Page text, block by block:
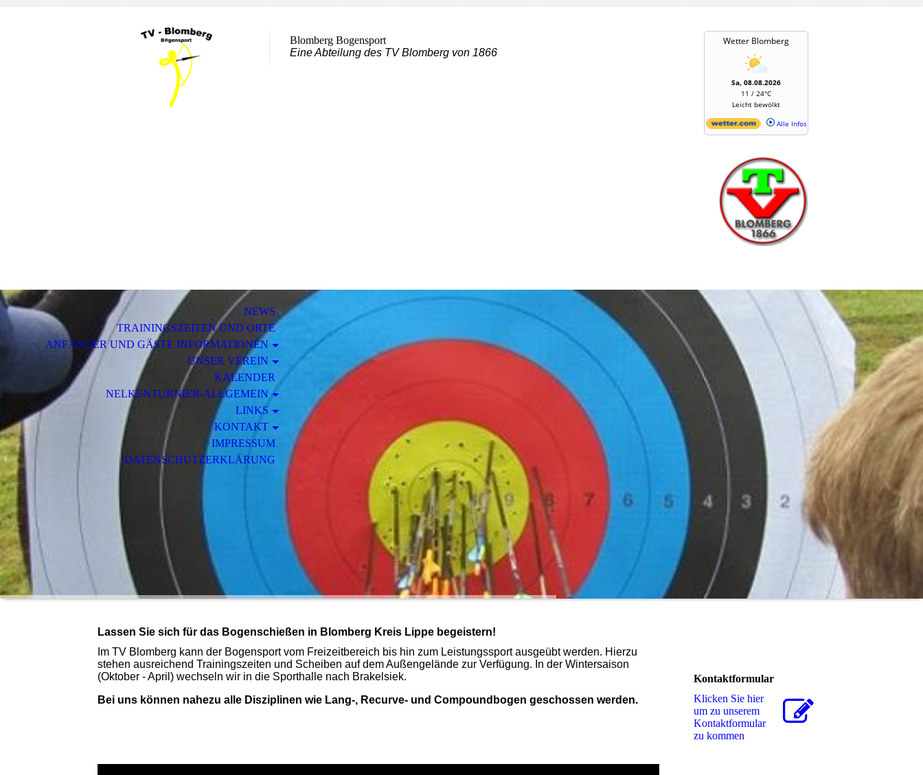
Blomberg Bogensport
Eine Abteilung des TV Blomberg von 1866
NEWS
TRAININGSZEITEN UND ORTE
ANFÄNGER UND GÄSTE INFORMATIONEN
UNSER VEREIN
KALENDER
NELKENTURNIER-ALLGEMEIN
LINKS
KONTAKT
IMPRESSUM
DATENSCHUTZERKLÄRUNG
Lassen Sie sich für das Bogenschießen in Blomberg Kreis Lippe begeistern!
Im TV Blomberg kann der Bogensport vom Freizeitbereich bis hin zum Leistungssport ausgeübt werden. Hierzu
stehen ausreichend Trainingszeiten und Scheiben auf dem Außengelände zur Verfügung. In der Wintersaison
(Oktober - April) wechseln wir in die Sporthalle nach Brakelsiek.
Bei uns können nahezu alle Disziplinen wie Lang-, Recurve- und Compoundbogen geschossen werden.
Kontaktformular
Klicken Sie hier
um zu unserem
Kon­takt­for­mu­lar
zu kommen